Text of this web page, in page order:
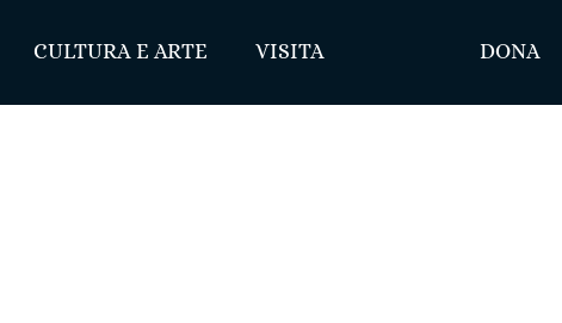
CULTURA E ARTE VISITA DONA